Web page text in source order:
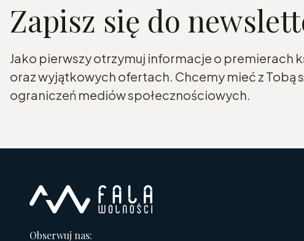
Zapisz się do
Jako pierwszy otrzymuj informacje o premierach
oraz wyjątkowych ofertach. Chcemy mieć z Tobą
ograniczeń mediów społecznościowych.
Obserwuj nas: